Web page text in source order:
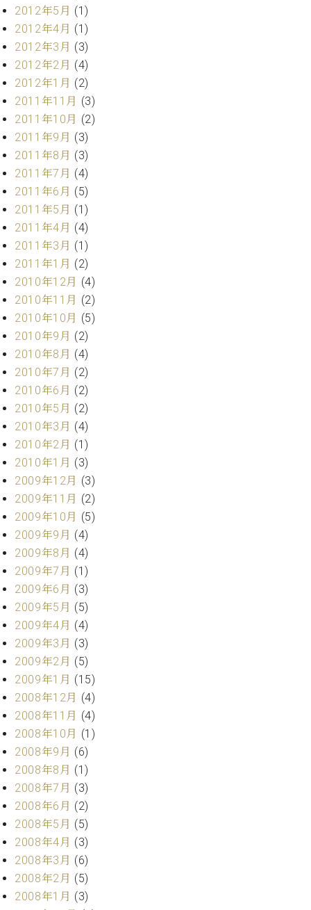
2012年5月 (1)
2012年4月 (1)
2012年3月 (3)
2012年2月 (4)
2012年1月 (2)
2011年11月 (3)
2011年10月 (2)
2011年9月 (3)
2011年8月 (3)
2011年7月 (4)
2011年6月 (5)
2011年5月 (1)
2011年4月 (4)
2011年3月 (1)
2011年1月 (2)
2010年12月 (4)
2010年11月 (2)
2010年10月 (5)
2010年9月 (2)
2010年8月 (4)
2010年7月 (2)
2010年6月 (2)
2010年5月 (2)
2010年3月 (4)
2010年2月 (1)
2010年1月 (3)
2009年12月 (3)
2009年11月 (2)
2009年10月 (5)
2009年9月 (4)
2009年8月 (4)
2009年7月 (1)
2009年6月 (3)
2009年5月 (5)
2009年4月 (4)
2009年3月 (3)
2009年2月 (5)
2009年1月 (15)
2008年12月 (4)
2008年11月 (4)
2008年10月 (1)
2008年9月 (6)
2008年8月 (1)
2008年7月 (3)
2008年6月 (2)
2008年5月 (5)
2008年4月 (3)
2008年3月 (6)
2008年2月 (5)
2008年1月 (3)